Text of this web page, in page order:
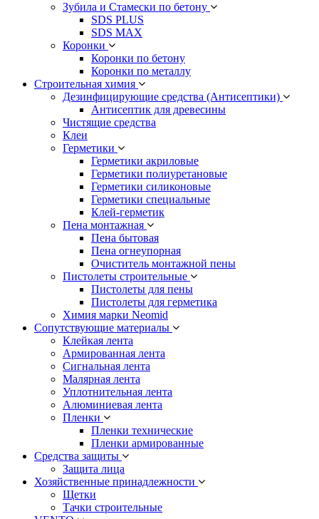
Зубила и Стамески по бетону
SDS PLUS
SDS MAX
Коронки
Коронки по бетону
Коронки по металлу
Строительная химия
Дезинфицирующие средства (Антисептики)
Антисептик для древесины
Чистящие средства
Клеи
Герметики
Герметики акриловые
Герметики полиуретановые
Герметики силиконовые
Герметики специальные
Клей-герметик
Пена монтажная
Пена бытовая
Пена огнеупорная
Очиститель монтажной пены
Пистолеты строительные
Пистолеты для пены
Пистолеты для герметика
Химия марки Neomid
Сопутствующие материалы
Клейкая лента
Армированная лента
Сигнальная лента
Малярная лента
Уплотнительная лента
Алюминиевая лента
Пленки
Пленки технические
Пленки армированные
Средства защиты
Защита лица
Хозяйственные принадлежности
Щетки
Тачки строительные